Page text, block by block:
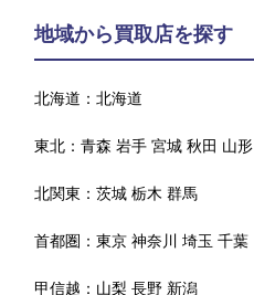
地域から買取店を探す
北海道：北海道
東北：青森 岩手 宮城 秋田 山形
北関東：茨城 栃木 群馬
首都圏：東京 神奈川 埼玉 千葉
甲信越： 山梨 長野 新潟